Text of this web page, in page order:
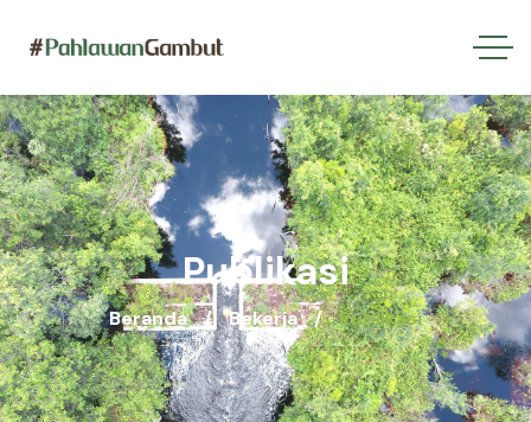
Publikasi
Beranda Bekerja Publikasi